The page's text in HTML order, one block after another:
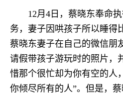
12月4日，蔡晓东奉命
务，妻子因哄孩子所以睡得
蔡晓东妻子在自己的微信朋
请假带孩子游玩时的照片，
惜那个很忙却为你有空的人
你倾尽所有的人”。但是，